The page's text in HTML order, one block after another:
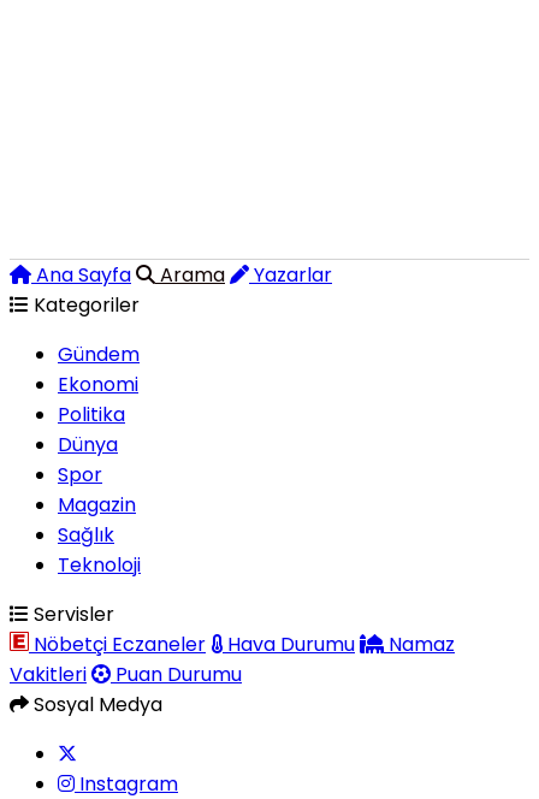
Ana Sayfa Arama
Yazarlar
Kategoriler
Gündem
Ekonomi
Politika
Dünya
Spor
Magazin
Sağlık
Teknoloji
Servisler
Nöbetçi Eczaneler
Hava Durumu
Namaz
Vakitleri
Puan Durumu
Sosyal Medya
Instagram